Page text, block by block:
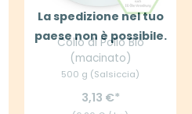
La spedizione nel tuo
paese non è possibile.
Collo di Pollo Bio
(macinato)
500 g (Salsiccia)
3,13 €